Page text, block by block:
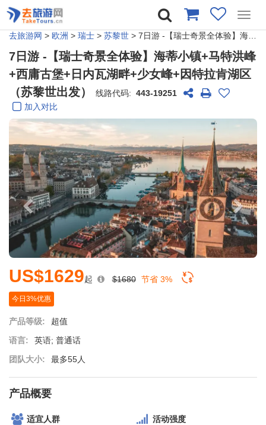
去旅游网 > 欧洲 > 瑞士 > 苏黎世 > 7日游 -【瑞士奇景全体验】海蒂小镇+马特洪峰+西庸古堡+日内瓦湖畔+少女峰+因特拉肯湖区（苏黎世出发）
7日游 -【瑞士奇景全体验】海蒂小镇+马特洪峰
+西庸古堡+日内瓦湖畔+少女峰+因特拉肯湖区
（苏黎世出发）
线路代码: 443-19251
加入对比
US$1629起 $1680 节省 3%
今日3%优惠
产品等级:
超值
语言:
英语; 普通话
团队大小:
最多55人
产品概要
适宜人群 活动强度